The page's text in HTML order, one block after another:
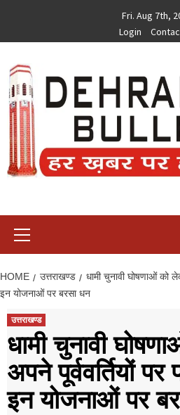
content
Fri. Aug 7th,
Login
HOME उत्तराखण्ड
धामी चुनावी घोषणाओं को
इन योजनाओं पर बरसा धन
उत्तराखण्ड
धामी चुनावी
अपने पूर्ववर्तियों
इन योजनाओं पर